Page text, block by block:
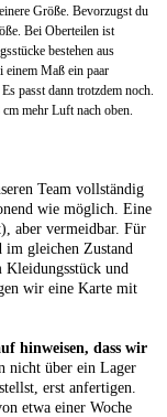
Größe. Bevorzugst du
. Bei Oberteilen ist
bestehen aus
einem Maß ein paar
passt dann trotzdem noch.
mehr Luft nach oben.
Team vollständig
wie möglich. Eine
aber vermeidbar. Für
im gleichen Zustand
und
wir eine Karte mit
hinweisen, dass wir
nicht über ein Lager
erst anfertigen.
etwa einer Woche